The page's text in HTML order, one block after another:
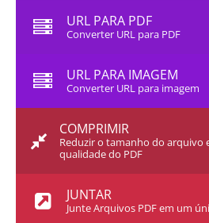
URL PARA PDF
Converter URL para PDF
URL PARA IMAGEM
Converter URL para imagem
COMPRIMIR
Reduzir o tamanho do arquivo
qualidade do PDF
JUNTAR
Junte Arquivos PDF em um